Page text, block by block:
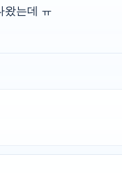
왔는데 ㅠ